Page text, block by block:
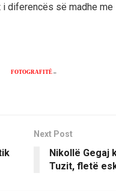
diferencës së madhe
FOTOGRAFITË –
Next Post
Nikollë Gegaj
Tuzit, fletë